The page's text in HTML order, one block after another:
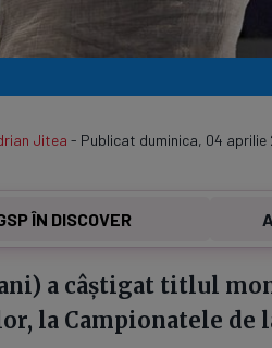
Jitea - Publicat duminica, 04
ÎN DISCOVER
a câștigat titlul
la Campionatele de